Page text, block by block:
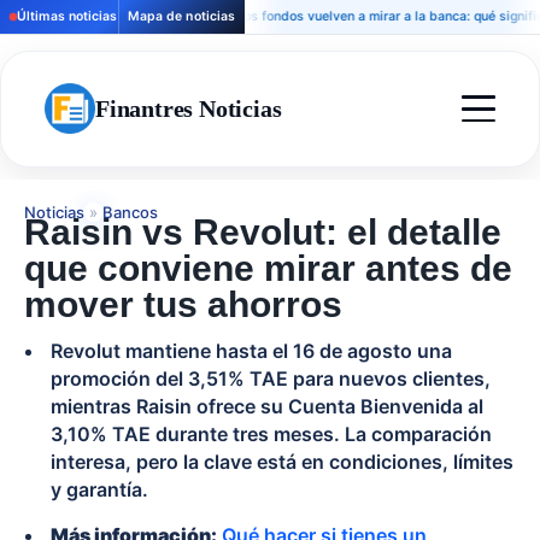
Últimas noticias Mapa de noticiasLos fondos vuelven a mirar a la banca: qué significa
Finantres Noticias
Noticias » Bancos
Raisin vs Revolut: el detalle
que conviene mirar antes de
mover tus ahorros
Revolut mantiene hasta el 16 de agosto una
promoción del 3,51% TAE para nuevos clientes,
mientras Raisin ofrece su Cuenta Bienvenida al
3,10% TAE durante tres meses. La comparación
interesa, pero la clave está en condiciones, límites
y garantía.
Más información: Qué hacer si tienes un